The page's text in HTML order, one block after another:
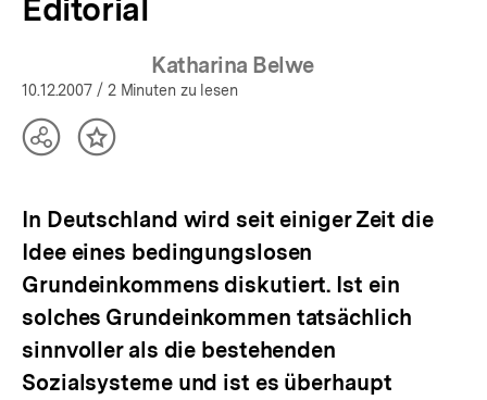
Editorial
Katharina Belwe
10.12.2007 / 2 Minuten zu lesen
TeilenInhalt
In Deutschland wird seit einiger Zeit die
Idee eines bedingungslosen
Grundeinkommens diskutiert. Ist ein
solches Grundeinkommen tatsächlich
sinnvoller als die bestehenden
Sozialsysteme und ist es überhaupt